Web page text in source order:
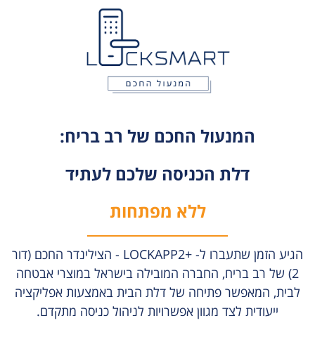
המנעול החכם של רב בריח:
דלת הכניסה שלכם לעתיד
ללא מפתחות
הגיע הזמן שתעברו ל- +LOCKAPP2 - הצילינדר החכם (דור
2) של רב בריח, החברה המובילה בישראל במוצרי אבטחה
לבית, המאפשר פתיחה של דלת הבית באמצעות אפליקציה
ייעודית לצד מגוון אפשרויות לניהול כניסה מתקדם.